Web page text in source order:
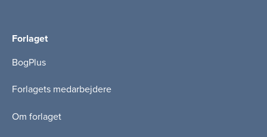
Forlaget
BogPlus
Forlagets medarbejdere
Om forlaget